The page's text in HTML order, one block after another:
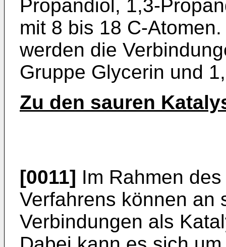
Propandiol, 1,3-
mit 8 bis 18 C-
werden die
Gruppe Glycerin und
Zu den sauren
[0011] Im Rahmen
Verfahrens können an
Verbindungen als